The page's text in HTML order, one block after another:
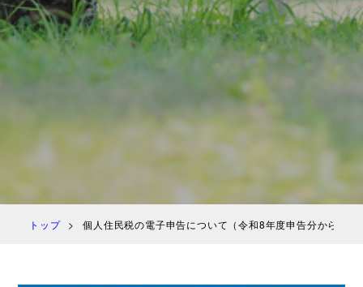
トップ 個人住民税の電子申告について（令和8年度申告分から）